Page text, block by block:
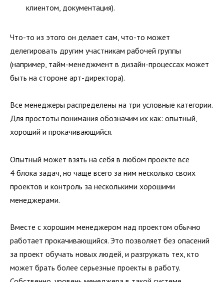
клиентом, документация).
Что-то из этого он делает сам, что-то может
делегировать другим участникам рабочей группы
(например, тайм-менеджмент в дизайн-процессах может
быть на стороне арт-директора).
Все менеджеры распределены на три условные категории.
Для простоты понимания обозначим их как: опытный,
хороший и прокачивающийся.
Опытный может взять на себя в любом проекте все
4 блока задач, но чаще всего за ним несколько своих
проектов и контроль за несколькими хорошими
менеджерами.
Вместе с хорошим менеджером над проектом обычно
работает прокачивающийся. Это позволяет без опасений
за проект обучать новых людей, и разгружать тех, кто
может брать более серьезные проекты в работу.